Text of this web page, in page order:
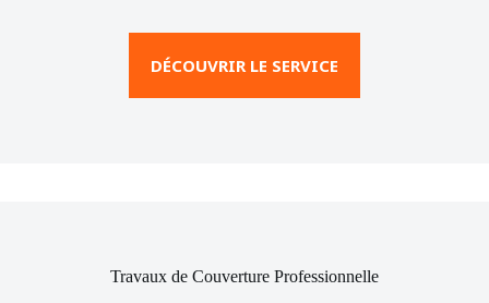
DÉCOUVRIR LE SERVICE
Travaux de Couverture Professionnelle